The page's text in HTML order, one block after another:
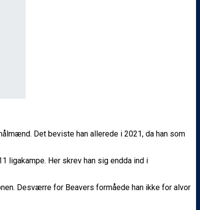
Det beviste han allerede i 2021, da han som
ligakampe. Her skrev han sig endda ind i
Desværre for Beavers formåede han ikke for alvor